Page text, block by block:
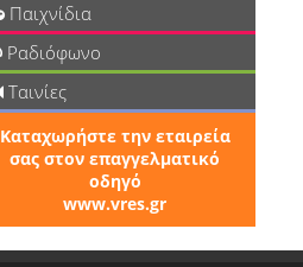
Παιχνίδια
Ραδιόφωνο
Ταινίες
Καταχωρήστε την εταιρεία
σας στον επαγγελματικό
οδηγό
www.vres.gr